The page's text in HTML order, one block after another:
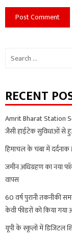
Search
RECENT
Amrit Bharat Station
जैसी हाईटेक सुविधाओं से
हिमाचल के चंबा में
जमीन अधिग्रहण का नया
वापस
60 वर्ष पुरानी तकनीकी
केवी फीडरों को किया गया
यूपी के स्कूलों में डिजिटल